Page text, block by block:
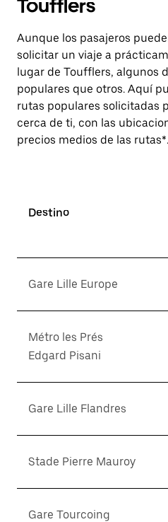
Toufflers
Aunque los pasajeros
solicitar un viaje a
lugar de Toufflers, algunos
populares que otros. Aquí
rutas populares solicitadas
cerca de ti, con las
precios medios de las rutas*.
Destino
Gare Lille Europe
Métro les Prés
Edgard Pisani
Gare Lille Flandres
Stade Pierre Mauroy
Gare Tourcoing